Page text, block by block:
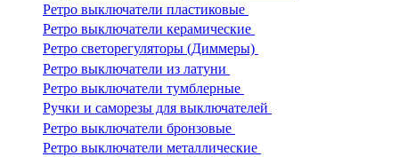
Ретро выключатели пластиковые
Ретро выключатели керамические
Ретро светорегуляторы (Диммеры)
Ретро выключатели из латуни
Ретро выключатели тумблерные
Ручки и саморезы для выключателей
Ретро выключатели бронзовые
Ретро выключатели металлические